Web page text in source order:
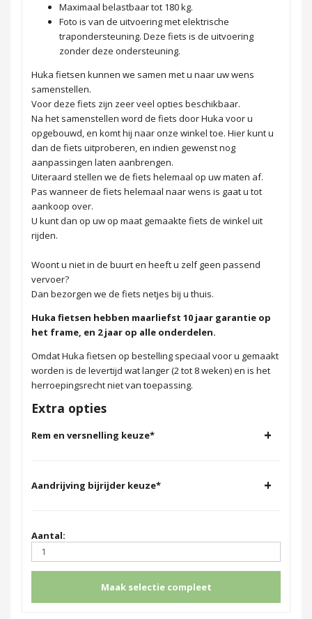
Maximaal belastbaar tot 180 kg.
Foto is van de uitvoering met elektrische
trapondersteuning. Deze fiets is de uitvoering
zonder deze ondersteuning.
Huka fietsen kunnen we samen met u naar uw wens
samenstellen.
Voor deze fiets zijn zeer veel opties beschikbaar.
Na het samenstellen word de fiets door Huka voor u
opgebouwd, en komt hij naar onze winkel toe. Hier kunt u
dan de fiets uitproberen, en indien gewenst nog
aanpassingen laten aanbrengen.
Uiteraard stellen we de fiets helemaal op uw maten af.
Pas wanneer de fiets helemaal naar wens is gaat u tot
aankoop over.
U kunt dan op uw op maat gemaakte fiets de winkel uit
rijden.
Woont u niet in de buurt en heeft u zelf geen passend
vervoer?
Dan bezorgen we de fiets netjes bij u thuis.
Huka fietsen hebben maarliefst 10 jaar garantie op
het frame, en 2 jaar op alle onderdelen.
Omdat Huka fietsen op bestelling speciaal voor u gemaakt
worden is de levertijd wat langer (2 tot 8 weken) en is het
herroepingsrecht niet van toepassing.
Extra opties
Rem en versnelling keuze* +
Aandrijving bijrijder keuze* +
Aantal:
Maak selectie compleet